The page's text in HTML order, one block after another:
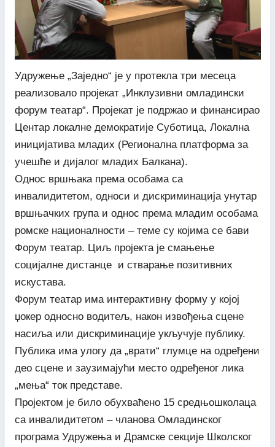
Удружење „Заједно“ је у протекла три месеца
реализовало пројекат „Инклузивни омладински
форум театар“. Пројекат је подржао и финансирао
Центар локалне демократије Суботица, Локална
иницијатива младих (Регионална платформа за
учешће и дијалог младих Балкана).
Однос вршњака према особама са
инвалидитетом, односи и дискриминација унутар
вршњачких група и однос према младим особама
ромске националности – теме су којима се бави
Форум театар. Циљ пројекта је смањење
социјалне дистанце и стварање позитивних
искустава.
Форум театар има интерактивну форму у којој
џокер односно водитељ, након извођења сцене
насиља или дискриминације укључује публику.
Публика има улогу да „врати“ глумце на одређени
део сцене и заузимајући место одређеног лика
„мења“ ток представе.
Пројектом је било обухваћено 15 средњошколаца
са инвалидитетом – чланова Омладинског
програма Удружења и Драмске секције Школског